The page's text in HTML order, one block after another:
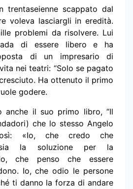
trentaseienne scappato dal
voleva lasciargli in eredità.
problemi da risolvere. Lui
di essere libero e ha
di un impresario di
nei teatri: “Solo se pagato
Ha ottenuto il primo
godere.
anche il suo primo libro, “Il
che lo stesso Angelo
«Io, che credo che
sia la soluzione per la
Io, che penso che essere
Io, che odio le persone
ti danno la forza di andare